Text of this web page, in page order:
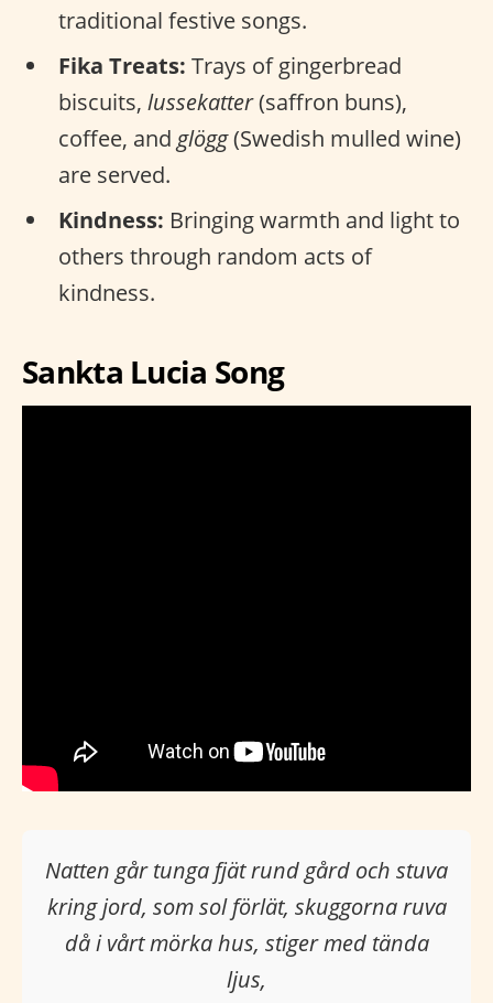
traditional festive songs.
Fika Treats: Trays of gingerbread
biscuits, lussekatter(saffron buns),
coffee, and glögg(Swedish mulled wine)
are served.
Kindness: Bringing warmth and light to
others through random acts of
kindness.
Sankta Lucia Song
Natten går tunga fjät rund gård och stuva
kring jord, som sol förlät, skuggorna ruva
då i vårt mörka hus, stiger med tända
ljus,